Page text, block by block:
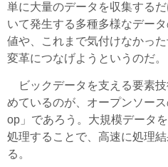
単に大量のデータを収集する
いて発生する多種多様なデー
値や、これまで気付けなかっ
変革につなげようというのだ。
ビックデータを支える要素
めているのが、オープンソー
op」であろう。大規模データ
処理することで、高速に処理
る。